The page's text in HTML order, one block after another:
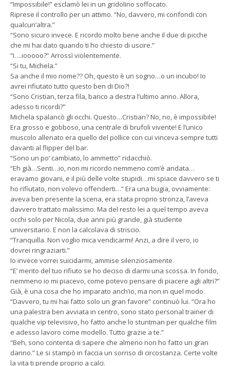
“Impossibile!” esclamò lei in un gridolino soffocato.
Riprese il controllo per un attimo. “No, davvero, mi confondi con
qualcun’altra.”
“Sono sicuro invece. E ricordo molto bene anche il due di picche
che mi hai dato quando ti ho chiesto di uscire.”
“I….iooooo?” Arrossì violentemente.
“Si tu, Michela.”
Sa anche il mio nome?? Oh, questo è un sogno…o un incubo! Io
avrei rifiutato tutto questo ben di Dio?!
“Sono Cristian, terza fila, banco a destra l’ultimo anno. Allora,
adesso ti ricordi?”
Michela spalancò gli occhi. Questo…Cristian? No, no, è impossibile!
Era grosso e gobboso, una centrale di brufoli vivente! E l’unico
muscolo allenato era quello del pollice con cui vinceva sempre tutti
davanti al flipper del bar.
“Sono un po’ cambiato, lo ammetto” ridacchiò.
“Eh già…Senti…io, non mi ricordo nemmeno com’è andata…
eravamo giovani, e il più delle volte stupidi…mi spiace davvero se ti
ho rifiutato, non volevo offenderti…” Era una bugia, ovviamente:
aveva ben presente la scena, era stata proprio stronza, l’aveva
davvero trattato malissimo. Ma del resto lei a quel tempo aveva
occhi solo per Nicola, due anni più grande, già studente
universitario. E non la calcolava di striscio.
“Tranquilla. Non voglio mica vendicarmi! Anzi, a dire il vero, io
dovrei ringraziarti.”
Io invece vorrei suicidarmi, ammise silenziosamente.
“E’ merito del tuo rifiuto se ho deciso di darmi una scossa. In fondo,
nemmeno io mi piacevo, come potevo pensare di piacere agli altri?”
Già, è una cosa che ho imparato anch’io, ma non in quel modo.
“Davvero, tu mi hai fatto solo un gran favore” continuò lui. “Ora ho
una palestra ben avviata in centro, sono stato personal trainer di
qualche vip televisivo, ho fatto anche lo stuntman per qualche film
e adesso lavoro come modello. Tutto grazie a te.”
“Beh, sono contenta di sapere che almeno non ho fatto un gran
danno.” Le si stampò in faccia un sorriso di circostanza. Certe volte
la vita ti prende proprio a calci.